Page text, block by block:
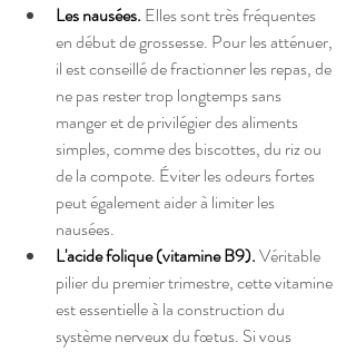
Les nausées. Elles sont très fréquentes
en début de grossesse. Pour les atténuer,
il est conseillé de fractionner les repas, de
ne pas rester trop longtemps sans
manger et de privilégier des aliments
simples, comme des biscottes, du riz ou
de la compote. Éviter les odeurs fortes
peut également aider à limiter les
nausées.
L'acide folique (vitamine B9).Véritable
pilier du premier trimestre, cette vitamine
est essentielle à la construction du
système nerveux du fœtus. Si vous